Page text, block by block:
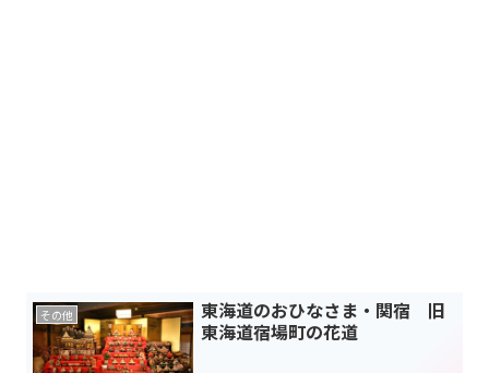
その他
東海道のおひなさま・関宿 旧
東海道宿場町の花道